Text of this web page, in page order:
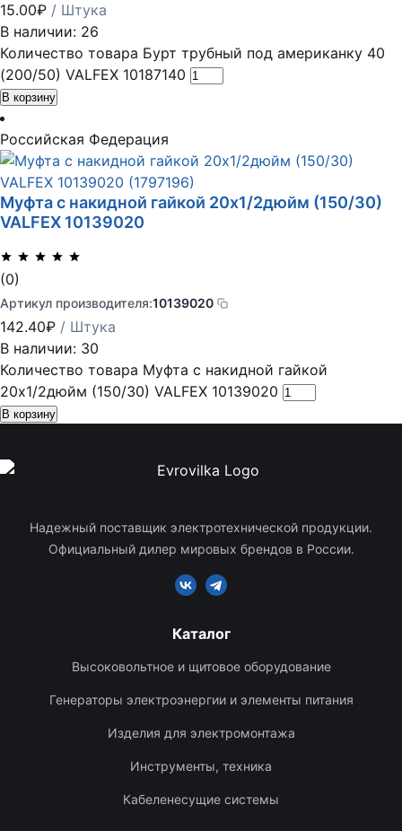
15.00₽ / Штука
В наличии: 26
Количество товара Бурт трубный под американку 40
(200/50) VALFEX 10187140
В корзину
Российская Федерация
Муфта с накидной гайкой 20х1/2дюйм (150/30)
VALFEX 10139020
(0)
Артикул производителя:10139020
142.40₽ / Штука
В наличии: 30
Количество товара Муфта с накидной гайкой
20х1/2дюйм (150/30) VALFEX 10139020
В корзину
Надежный поставщик электротехнической продукции.
Официальный дилер мировых брендов в России.
Каталог
Высоковольтное и щитовое оборудование
Генераторы электроэнергии и элементы питания
Изделия для электромонтажа
Инструменты, техника
Кабеленесущие системы